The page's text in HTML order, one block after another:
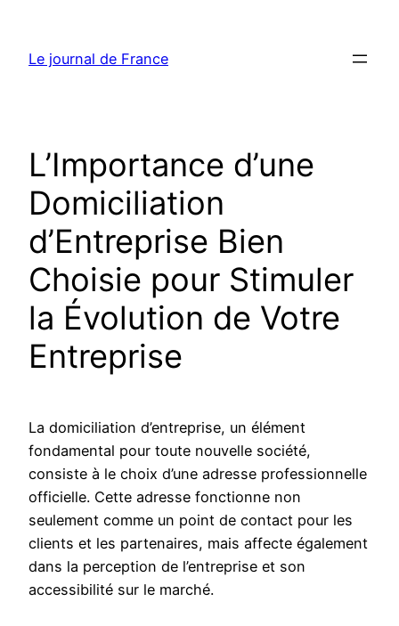
contenu
Le journal de France
L’Importance d’une
Domiciliation
d’Entreprise Bien
Choisie pour Stimuler
la Évolution de Votre
Entreprise
La domiciliation d’entreprise, un élément
fondamental pour toute nouvelle société,
consiste à le choix d’une adresse professionnelle
officielle. Cette adresse fonctionne non
seulement comme un point de contact pour les
clients et les partenaires, mais affecte également
dans la perception de l’entreprise et son
accessibilité sur le marché.